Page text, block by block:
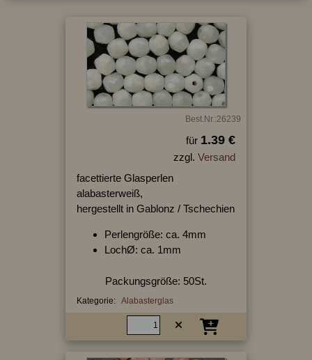
Best.Nr.:26239
für 1.39 €
zzgl. Versand
facettierte Glasperlen
alabasterweiß,
hergestellt in Gablonz / Tschechien
Perlengröße: ca. 4mm
LochØ: ca. 1mm
Packungsgröße: 50St.
Kategorie: Alabasterglas